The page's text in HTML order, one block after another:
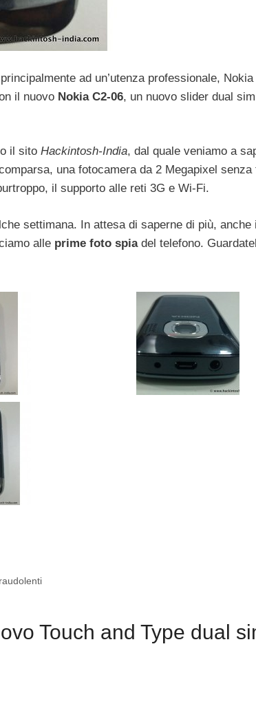
ad un’utenza professionale,
il nuovo Nokia C2-06, un nuovo slider dual
il sito Hackintosh-India, dal quale veniamo a
una fotocamera da 2 Megapixel senza
il supporto alle reti 3G e Wi-Fi.
settimana. In attesa di saperne di più, anche
alle prime foto spiadel telefono.
Touch and Type dual